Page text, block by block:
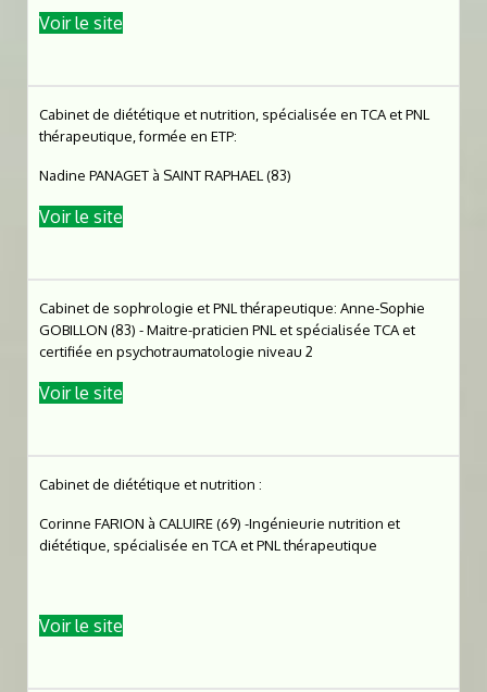
Voir le site
Cabinet de diététique et nutrition, spécialisée en TCA et PNL
thérapeutique, formée en ETP:
Nadine PANAGET à SAINT RAPHAEL (83)
Voir le site
Cabinet de sophrologie et PNL thérapeutique: Anne-Sophie
GOBILLON (83) - Maitre-praticien PNL et spécialisée TCA et
certifiée en psychotraumatologie niveau 2
Voir le site
Cabinet de diététique et nutrition :
Corinne FARION à CALUIRE (69) -Ingénieurie nutrition et
diététique, spécialisée en TCA et PNL thérapeutique
Voir le site